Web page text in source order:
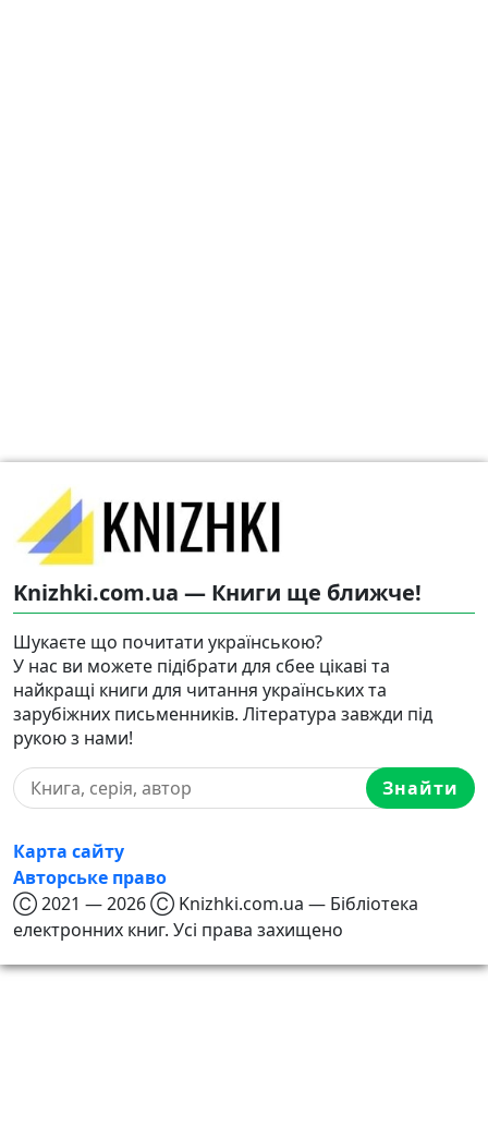
Knizhki.com.ua — Книги ще ближче!
Шукаєте що почитати українською?
У нас ви можете підібрати для сбее цікаві та
найкращі книги для читання українських та
зарубіжних письменників. Література завжди під
рукою з нами!
Знайти
Карта сайту
Авторське право
Ⓒ 2021 — 2026 Ⓒ Knizhki.com.ua — Бібліотека
електронних книг. Усі права захищено